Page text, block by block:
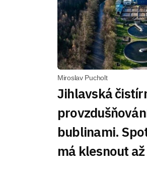
Miroslav Pucholt
Jihlavská
bublinami.
má klesnout